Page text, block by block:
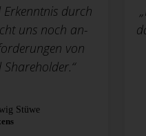
durch
uns noch an­
von
Stüwe